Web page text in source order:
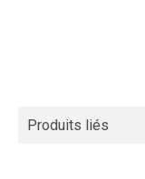
Produits liés